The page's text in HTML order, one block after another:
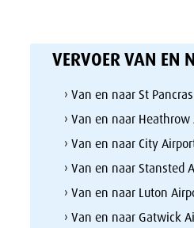
VERVOER VAN EN
› Van en naar St
› Van en naar
› Van en naar City
› Van en naar Stansted
› Van en naar Luton
› Van en naar Gatwick